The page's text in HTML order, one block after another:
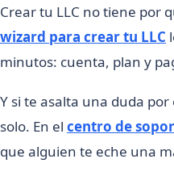
Crear tu LLC no tiene por
wizard para crear tu LLC
minutos: cuenta, plan y
Y si te asalta una duda
solo. En el centro de
que alguien te eche una